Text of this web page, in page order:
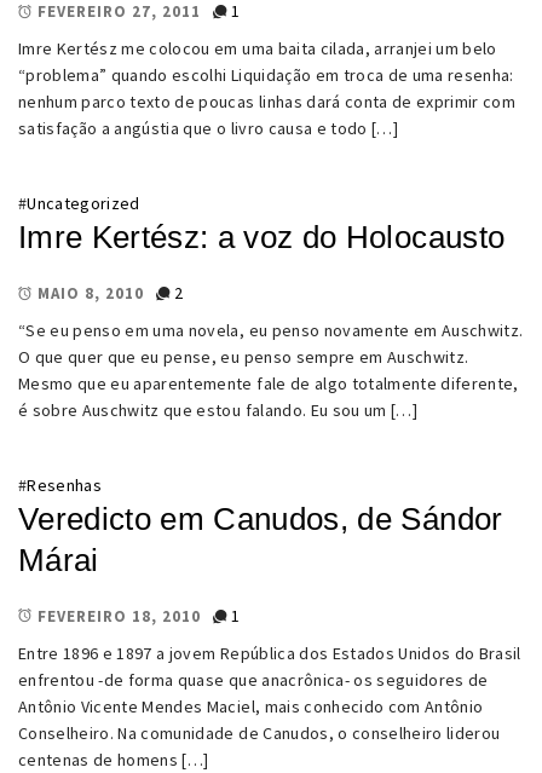
FEVEREIRO 27, 2011
1
Imre Kertész me colocou em uma baita cilada, arranjei um belo
“problema” quando escolhi Liquidação em troca de uma resenha:
nenhum parco texto de poucas linhas dará conta de exprimir com
satisfação a angústia que o livro causa e todo […]
#Uncategorized
Imre Kertész: a voz do Holocausto
MAIO 8, 2010
2
“Se eu penso em uma novela, eu penso novamente em Auschwitz.
O que quer que eu pense, eu penso sempre em Auschwitz.
Mesmo que eu aparentemente fale de algo totalmente diferente,
é sobre Auschwitz que estou falando. Eu sou um […]
#Resenhas
Veredicto em Canudos, de Sándor
Márai
FEVEREIRO 18, 2010
1
Entre 1896 e 1897 a jovem República dos Estados Unidos do Brasil
enfrentou -de forma quase que anacrônica- os seguidores de
Antônio Vicente Mendes Maciel, mais conhecido com Antônio
Conselheiro. Na comunidade de Canudos, o conselheiro liderou
centenas de homens […]